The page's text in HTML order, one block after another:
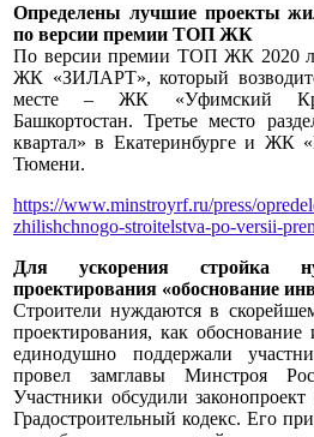
Определены лучшие проекты
по версии премии ТОП ЖК
По версии премии ТОП ЖК 2020
ЖК «ЗИЛАРТ», который
месте – ЖК «Уфимский
Башкортостан. Третье место
квартал» в Екатеринбурге и ЖК
Тюмени.
https://www.minstroyrf.ru/press/
zhilishchnogo-stroitelstva-po-versii-
Для ускорения стройка
проектирования «обоснование
Строители нуждаются в
проектирования, как
единодушно поддержали
провел замглавы Минстроя
Участники обсудили
Градостроительный кодекс. Его